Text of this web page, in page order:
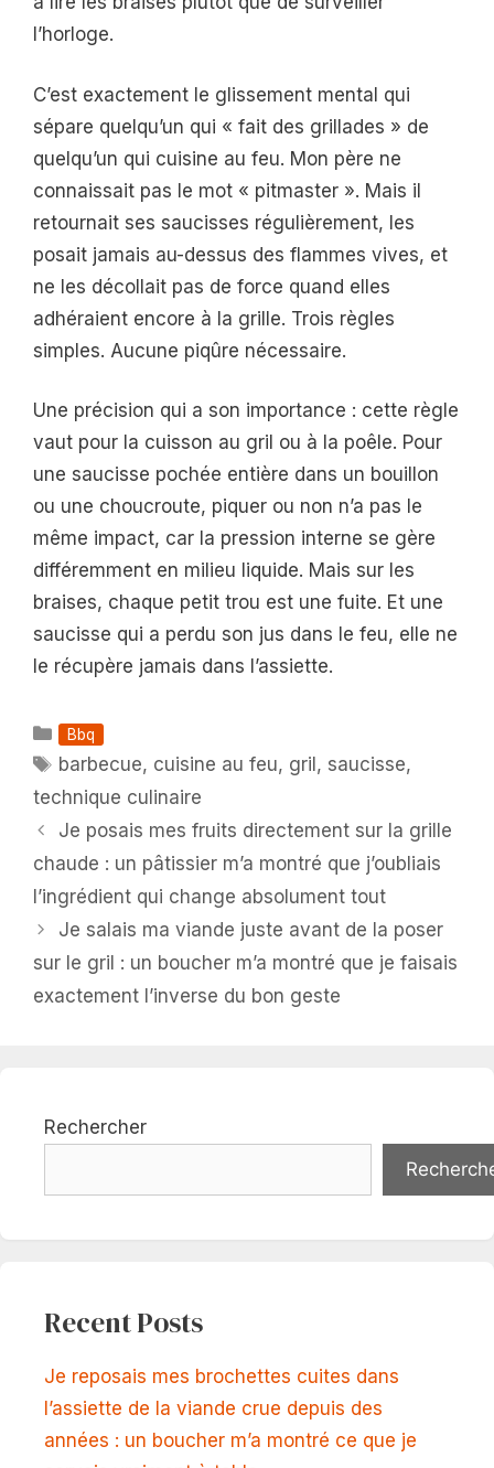
l’horloge.
C’est exactement le glissement mental qui
sépare quelqu’un qui « fait des grillades » de
quelqu’un qui cuisine au feu. Mon père ne
connaissait pas le mot « pitmaster ». Mais il
retournait ses saucisses régulièrement, les
posait jamais au-dessus des flammes vives, et
ne les décollait pas de force quand elles
adhéraient encore à la grille. Trois règles
simples. Aucune piqûre nécessaire.
Une précision qui a son importance : cette règle
vaut pour la cuisson au gril ou à la poêle. Pour
une saucisse pochée entière dans un bouillon
ou une choucroute, piquer ou non n’a pas le
même impact, car la pression interne se gère
différemment en milieu liquide. Mais sur les
braises, chaque petit trou est une fuite. Et une
saucisse qui a perdu son jus dans le feu, elle ne
le récupère jamais dans l’assiette.
Catégories
Bbq
Étiquettes
barbecue, cuisine au feu, gril , saucisse,
technique culinaire
Je posais mes fruits directement sur la grille
chaude : un pâtissier m’a montré que j’oubliais
l’ingrédient qui change absolument tout
Je salais ma viande juste avant de la poser
sur le gril : un boucher m’a montré que je faisais
exactement l’inverse du bon geste
Rechercher
Recent Posts
Je reposais mes brochettes cuites dans
l’assiette de la viande crue depuis des
années : un boucher m’a montré ce que je